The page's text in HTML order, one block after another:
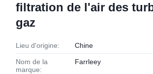
filtration de l'air des
gaz
Lieu d'origine: Chine
Nom de la
marque:
Farrleey